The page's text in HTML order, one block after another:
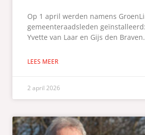
Op 1 april werden namens
gemeenteraadsleden
Yvette van Laar en Gijs den Braven.
LEES MEER
2 april 2026